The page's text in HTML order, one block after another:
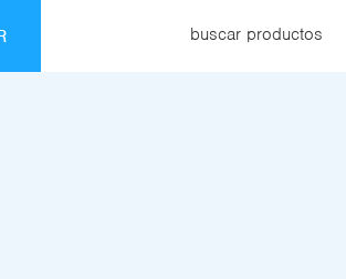
buscar productos